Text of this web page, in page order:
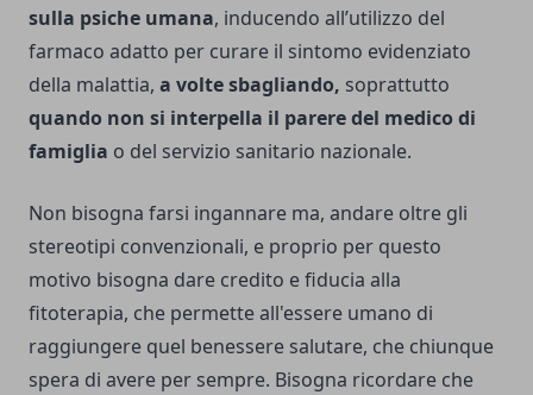
sulla psiche umana, inducendo all’utilizzo del
farmaco adatto per curare il sintomo evidenziato
della malattia, a volte sbagliando, soprattutto
quando non si interpella il parere del medico di
famiglia o del servizio sanitario nazionale.
Non bisogna farsi ingannare ma, andare oltre gli
stereotipi convenzionali, e proprio per questo
motivo bisogna dare credito e fiducia alla
fitoterapia, che permette all'essere umano di
raggiungere quel benessere salutare, che chiunque
spera di avere per sempre. Bisogna ricordare che